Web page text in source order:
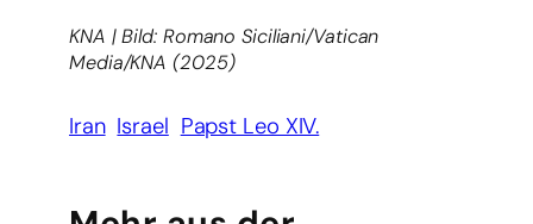
KNA | Bild: Romano Siciliani/Vatican
Media/KNA (2025)
Iran Israel Papst Leo XIV.